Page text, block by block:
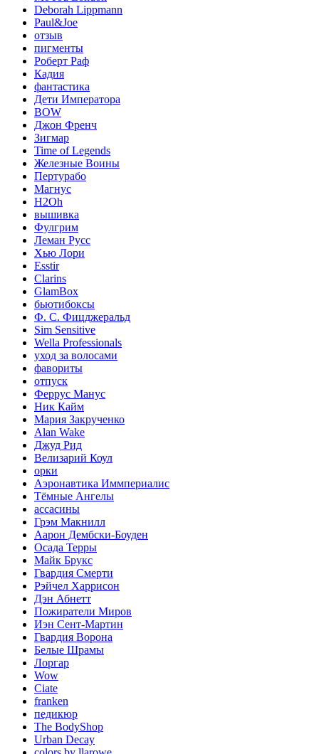
Deborah Lippmann
Paul&Joe
отзыв
пигменты
Роберт Раф
Кадия
фантастика
Дети Императора
BOW
Джон Френч
Зигмар
Time of Legends
Железные Воины
Пертурабо
Магнус
H2Oh
вышивка
Фулгрим
Леман Русс
Хью Лори
Esstir
Clarins
GlamBox
бьютибоксы
Ф. С. Фицджеральд
Sim Sensitive
Wella Professionals
уход за волосами
фавориты
отпуск
Феррус Манус
Ник Кайм
Мария Закрученко
Alan Wake
Джуд Рид
Велизарий Коул
орки
Аэронавтика Иммпериалис
Тёмные Ангелы
ассасины
Грэм Макнилл
Аарон Дембски-Боуден
Осада Терры
Майк Брукс
Гвардия Смерти
Рэйчел Харрисон
Дэн Абнетт
Пожиратели Миров
Иэн Сент-Мартин
Гвардия Ворона
Белые Шрамы
Лоргар
Wow
Ciate
franken
педикюр
The BodyShop
Urban Decay